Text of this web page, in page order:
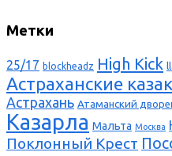
Метки
25/17 blockheadz High Kick
Астраханские
Астрахань Атаманский
Казарла Мальта Москва
Поклонный Крест